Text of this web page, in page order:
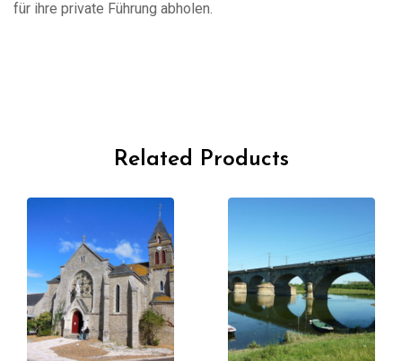
für ihre private Führung abholen.
Related Products